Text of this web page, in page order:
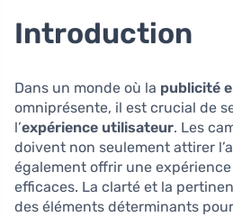
Introduction
Dans un monde où la publicité
omniprésente, il est crucial de
l’expérience utilisateur. Les
doivent non seulement attirer
également offrir une
efficaces. La clarté et la
des éléments déterminants